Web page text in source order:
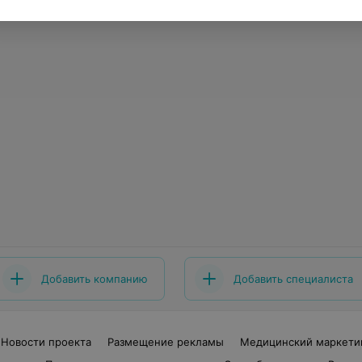
Добавить компанию Добавить специалиста
Новости проекта Размещение рекламы
Медицинский